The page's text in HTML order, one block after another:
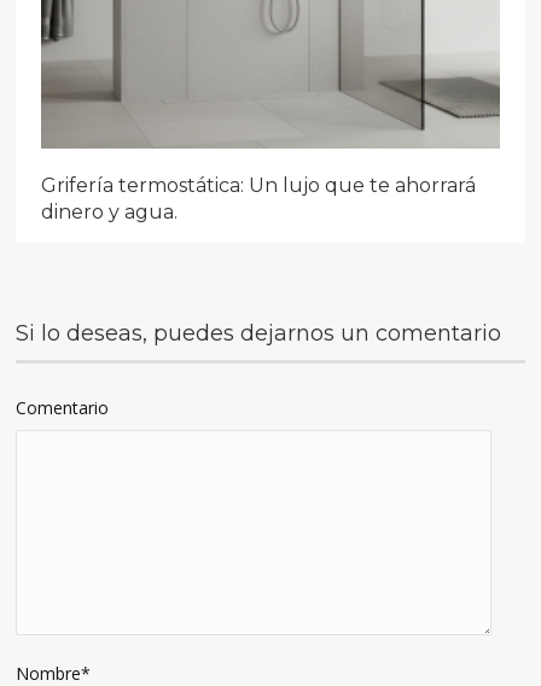
Grifería termostática: Un lujo que te ahorrará
dinero y agua.
Si lo deseas, puedes dejarnos un comentario
Comentario
Nombre*